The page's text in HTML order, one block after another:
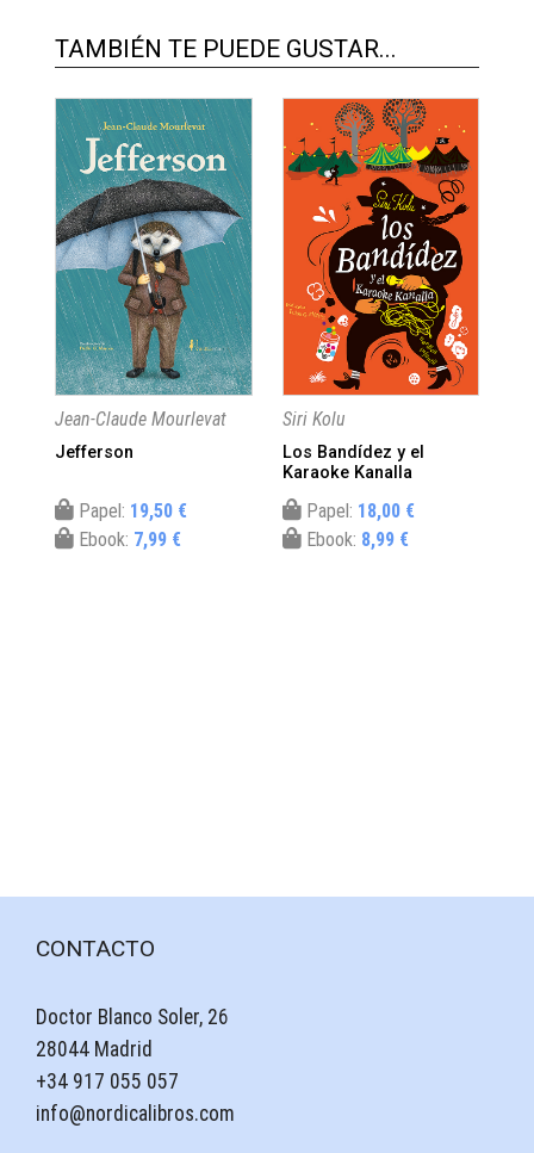
TAMBIÉN TE PUEDE GUSTAR...
Jean-Claude Mourlevat
Jefferson
Papel: 19,50 €
Ebook: 7,99 €
Siri Kolu
Los Bandídez y el
Karaoke Kanalla
Papel: 18,00 €
Ebook: 8,99 €
CONTACTO
Doctor Blanco Soler, 26
28044 Madrid
+34 917 055 057
info@nordicalibros.com